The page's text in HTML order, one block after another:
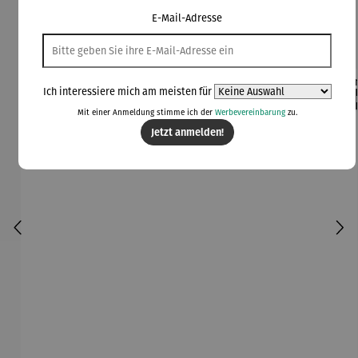
Kunden kauften auch
Derzeit vergriffen
42% gespartRabatt30% gespartRabatt
E-Mail-Adresse
Ich interessiere mich am meisten für
Mit einer Anmeldung stimme ich der Werbevereinbarungzu.
Jetzt anmelden!